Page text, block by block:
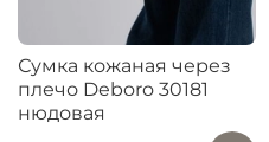
Сумка кожаная через
плечо Deboro 30181
нюдовая